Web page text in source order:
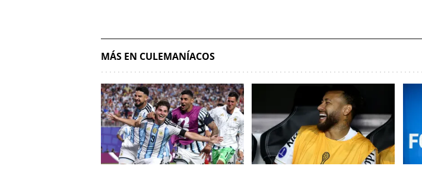
MÁS EN CULEMANÍACOS